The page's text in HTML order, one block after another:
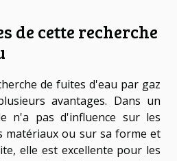
de cette recherche
de fuites d'eau par gaz
avantages. Dans un
n'a pas d'influence sur les
matériaux ou sur sa forme et
elle est excellente pour les